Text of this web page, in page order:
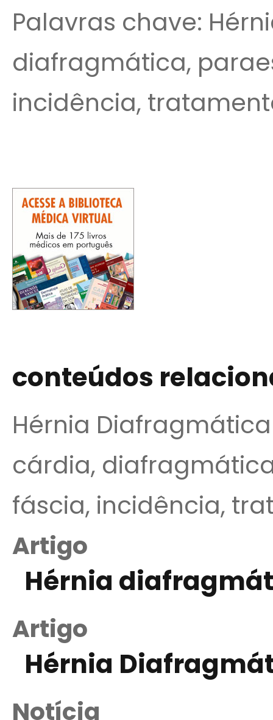
Palavras chave:
diafragmática,
incidência,
conteúdos
Hérnia
cárdia,
fáscia, incidência,
Artigo
Hérnia
Artigo
Hérnia
Notícia